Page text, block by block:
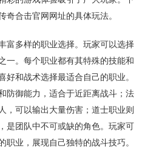
合击官网网址的具体玩法。
富多样的职业选择。玩家可以选择
一。每个职业都有其特殊的技能和
好和战术选择最适合自己的职业。
防御能力，适合于近距离战斗；法
，可以输出大量伤害；道士职业则
是团队中不可或缺的角色。玩家可
职业，展现自己独特的战斗技巧。